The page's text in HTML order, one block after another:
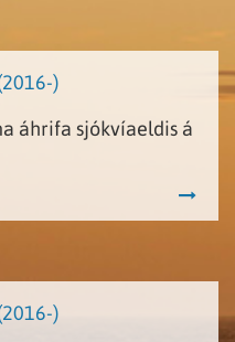
)
áhrifa sjókvíaeldis á
)